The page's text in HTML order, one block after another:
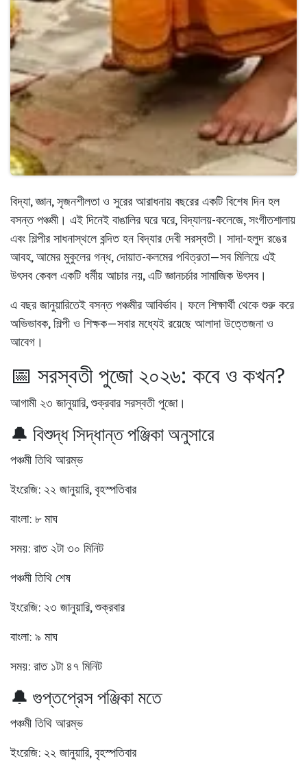
বিদ্যা, জ্ঞান, সৃজনশীলতা ও সুরের আরাধনায় বছরের একটি বিশেষ দিন হল
বসন্ত পঞ্চমী। এই দিনেই বাঙালির ঘরে ঘরে, বিদ্যালয়-কলেজে, সংগীতশালায়
এবং শিল্পীর সাধনাস্থলে বন্দিত হন বিদ্যার দেবী সরস্বতী। সাদা-হলুদ রঙের
আবহ, আমের মুকুলের গন্ধ, দোয়াত-কলমের পবিত্রতা—সব মিলিয়ে এই
উৎসব কেবল একটি ধর্মীয় আচার নয়, এটি জ্ঞানচর্চার সামাজিক উৎসব।
এ বছর জানুয়ারিতেই বসন্ত পঞ্চমীর আবির্ভাব। ফলে শিক্ষার্থী থেকে শুরু করে
অভিভাবক, শিল্পী ও শিক্ষক—সবার মধ্যেই রয়েছে আলাদা উত্তেজনা ও
আবেগ।
📅 সরস্বতী পুজো ২০২৬: কবে ও কখন?
আগামী ২৩ জানুয়ারি, শুক্রবার সরস্বতী পুজো।
🔔 বিশুদ্ধ সিদ্ধান্ত পঞ্জিকা অনুসারে
পঞ্চমী তিথি আরম্ভ
ইংরেজি: ২২ জানুয়ারি, বৃহস্পতিবার
বাংলা: ৮ মাঘ
সময়: রাত ২টা ৩০ মিনিট
পঞ্চমী তিথি শেষ
ইংরেজি: ২৩ জানুয়ারি, শুক্রবার
বাংলা: ৯ মাঘ
সময়: রাত ১টা ৪৭ মিনিট
🔔 গুপ্তপ্রেস পঞ্জিকা মতে
পঞ্চমী তিথি আরম্ভ
ইংরেজি: ২২ জানুয়ারি, বৃহস্পতিবার